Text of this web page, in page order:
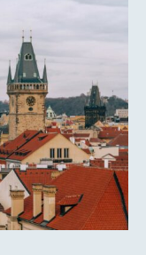
Informacje
praktyczne